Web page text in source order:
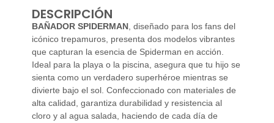
DESCRIPCIÓN
BAÑADOR SPIDERMAN, diseñado para los fans del
icónico trepamuros, presenta dos modelos vibrantes
que capturan la esencia de Spiderman en acción.
Ideal para la playa o la piscina, asegura que tu hijo se
sienta como un verdadero superhéroe mientras se
divierte bajo el sol. Confeccionado con materiales de
alta calidad, garantiza durabilidad y resistencia al
cloro y al agua salada, haciendo de cada día de